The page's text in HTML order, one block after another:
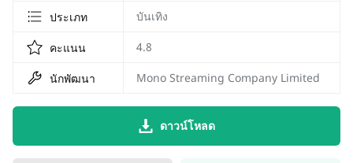
ประเภท บันเทิง
คะแนน 4.8
นักพัฒนา Mono Streaming Company Limited
ดาวน์โหลด